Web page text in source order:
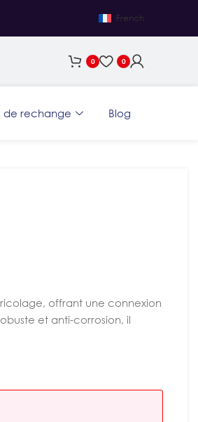
French
0 0
de rechange Blog
offrant une connexion
et anti-corrosion, il